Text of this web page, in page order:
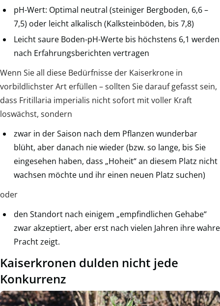
pH-Wert: Optimal neutral (steiniger Bergboden, 6,6 –
7,5) oder leicht alkalisch (Kalksteinböden, bis 7,8)
Leicht saure Boden-pH-Werte bis höchstens 6,1 werden
nach Erfahrungsberichten vertragen
Wenn Sie all diese Bedürfnisse der Kaiserkrone in
vorbildlichster Art erfüllen – sollten Sie darauf gefasst sein,
dass Fritillaria imperialis nicht sofort mit voller Kraft
loswächst, sondern
zwar in der Saison nach dem Pflanzen wunderbar
blüht, aber danach nie wieder (bzw. so lange, bis Sie
eingesehen haben, dass „Hoheit“ an diesem Platz nicht
wachsen möchte und ihr einen neuen Platz suchen)
oder
den Standort nach einigem „empfindlichen Gehabe“
zwar akzeptiert, aber erst nach vielen Jahren ihre wahre
Pracht zeigt.
Kaiserkronen dulden nicht jede
Konkurrenz